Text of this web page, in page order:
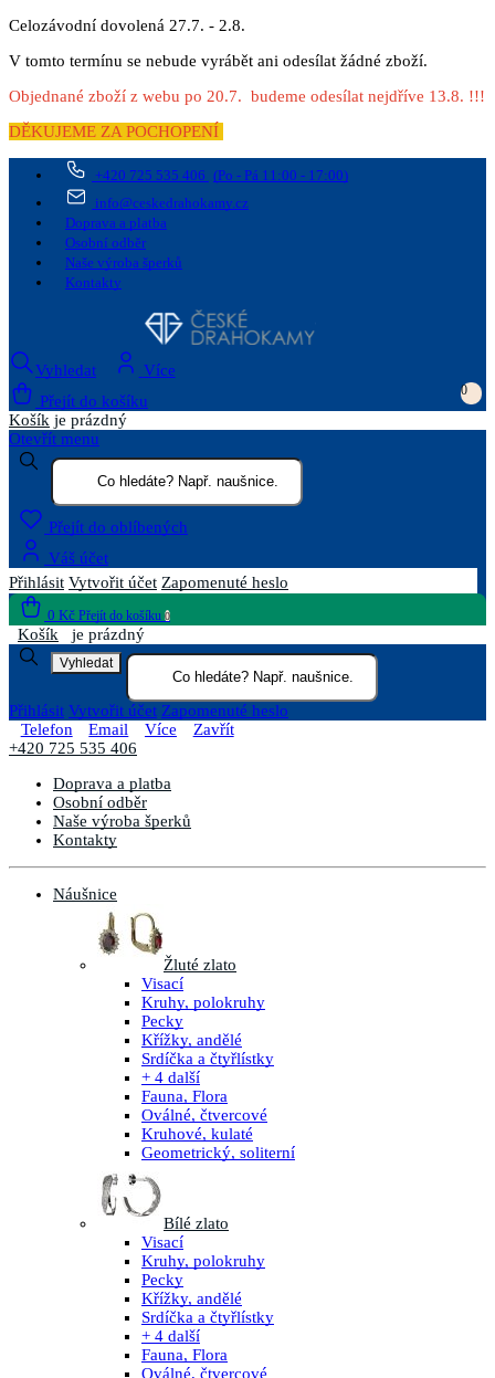
Celozávodní dovolená 27.7. - 2.8.
V tomto termínu se nebude vyrábět ani odesílat žádné zboží.
Objednané zboží z webu po 20.7. budeme odesílat nejdříve 13.8. !!!
DĚKUJEME ZA POCHOPENÍ
+420 725 535 406 (Po - Pá 11:00 - 17:00)
info@ceskedrahokamy.cz
Doprava a platba
Osobní odběr
Naše výroba šperků
Kontakty
Vyhledat
Více
Přejít do košíku
0
Košík je prázdný
Otevřít menu
Přejít do oblíbených
Váš účet
Přihlásit Vytvořit účet Zapomenuté heslo
0 Kč Přejít do košíku 0
Košík je prázdný
Vyhledat
Přihlásit Vytvořit účet Zapomenuté heslo
Telefon
Email Více
Zavřít
+420 725 535 406
Doprava a platba
Osobní odběr
Naše výroba šperků
Kontakty
Náušnice
Žluté zlato
Visací
Kruhy, polokruhy
Pecky
Křížky, andělé
Srdíčka a čtyřlístky
+ 4 další
Fauna, Flora
Oválné, čtvercové
Kruhové, kulaté
Geometrický, soliterní
Bílé zlato
Visací
Kruhy, polokruhy
Pecky
Křížky, andělé
Srdíčka a čtyřlístky
+ 4 další
Fauna, Flora
Oválné, čtvercové